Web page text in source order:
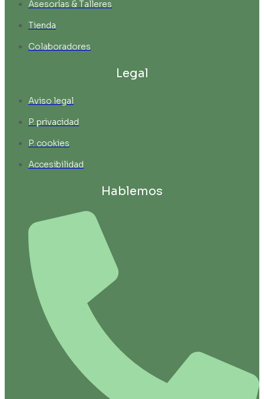
Asesorías & Talleres
Tienda
Colaboradores
Legal
Aviso legal
P. privacidad
P. cookies
Accesibilidad
Hablemos